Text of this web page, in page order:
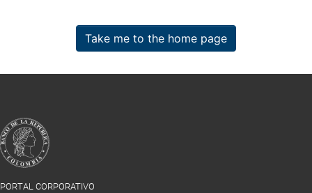
Take me to the home page
PORTAL CORPORATIVO